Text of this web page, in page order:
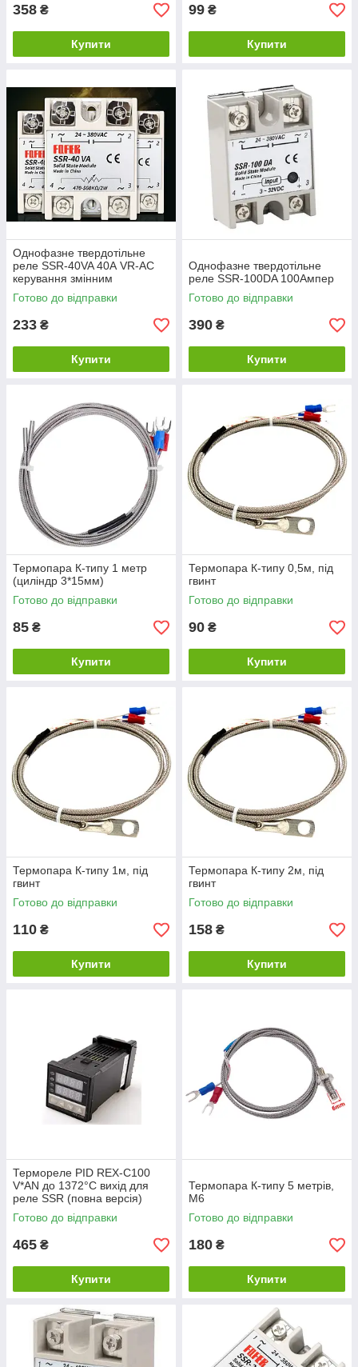
358 ₴
Купити
99 ₴
Купити
Однофазне твердотільне
реле SSR-40VA 40А VR-AC
керування змінним
резистором
Готово до відправки
233 ₴
Купити
Однофазне твердотільне
реле SSR-100DA 100Ампер
Готово до відправки
390 ₴
Купити
Термопара К-типу 1 метр
(циліндр 3*15мм)
Готово до відправки
85 ₴
Купити
Термопара К-типу 0,5м, під
гвинт
Готово до відправки
90 ₴
Купити
Термопара К-типу 1м, під
гвинт
Готово до відправки
110 ₴
Купити
Термопара К-типу 2м, під
гвинт
Готово до відправки
158 ₴
Купити
Термореле PID REX-C100
V*AN до 1372°C вихід для
реле SSR (повна версія)
+термопара
Готово до відправки
465 ₴
Купити
Термопара К-типу 5 метрів,
М6
Готово до відправки
180 ₴
Купити